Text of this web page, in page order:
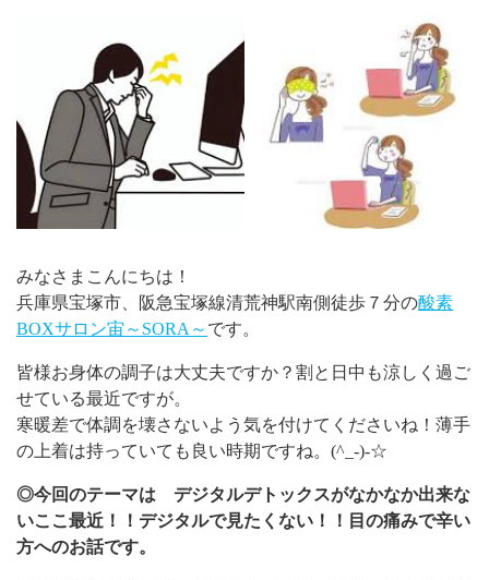
みなさまこんにちは！
兵庫県宝塚市、阪急宝塚線清荒神駅南側徒歩７分の酸素
BOXサロン宙～SORA～ です。
皆様お身体の調子は大丈夫ですか？割と日中も涼しく過ご
せている最近ですが。
寒暖差で体調を壊さないよう気を付けてくださいね！薄手
の上着は持っていても良い時期ですね。(^_-)-☆
◎今回のテーマは デジタルデトックスがなかなか出来な
いここ最近！！デジタルで見たくない！！目の痛みで辛い
方へのお話です。